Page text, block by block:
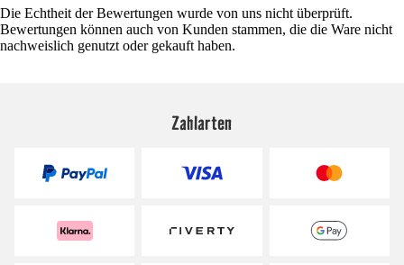
Die Echtheit der Bewertungen wurde von uns nicht überprüft.
Bewertungen können auch von Kunden stammen, die die Ware nicht
nachweislich genutzt oder gekauft haben.
Zahlarten